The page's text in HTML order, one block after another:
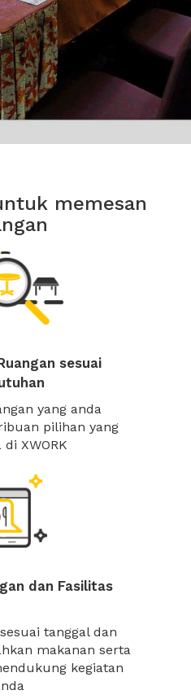
memesan
sesuai
yang anda
pilihan yang
XWORK
dan Fasilitas
tanggal dan
makanan serta
kegiatan